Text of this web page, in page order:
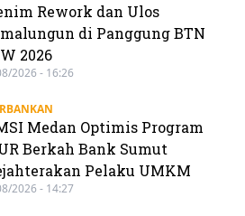
Rework dan Ulos
di Panggung BTN
2026
2026 - 16:26
Medan Optimis Program
Berkah Bank Sumut
Pelaku UMKM
2026 - 14:27